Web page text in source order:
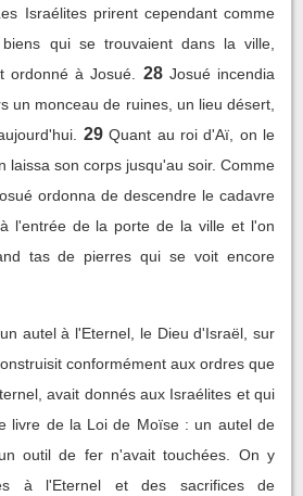
Israélites prirent cependant comme
qui se trouvaient dans la ville,
ordonné à Josué.
28 Josué incendia
un monceau de ruines, un lieu désert,
29 Quant au roi d'Aï, on le
laissa son corps jusqu'au soir. Comme
ordonna de descendre le cadavre
l'entrée de la porte de la ville et l'on
tas de pierres qui se voit encore
autel à l'Eternel, le Dieu d'Israël, sur
conformément aux ordres que
avait donnés aux Israélites et qui
livre de la Loi de Moïse : un autel de
outil de fer n'avait touchées. On y
à l'Eternel et des sacrifices de